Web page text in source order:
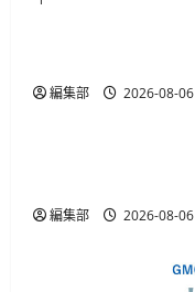
編集部 2026-08-06
ID・規制
編集部 2026-08-06